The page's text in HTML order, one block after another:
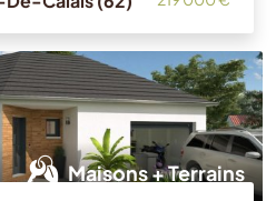
Maisons + Terrains